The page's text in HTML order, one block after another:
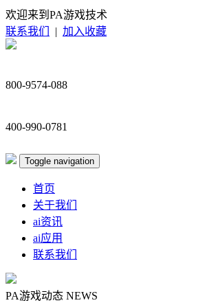
欢迎来到PA游戏技术
联系我们
| 加入收藏
800-9574-088
400-990-0781
Toggle navigation
首页
关于我们
ai资讯
ai应用
联系我们
PA游戏动态 NEWS